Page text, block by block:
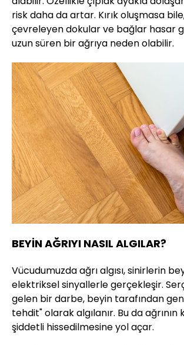
risk daha da artar. Kırık oluşmasa
çevreleyen dokular ve bağlar hasar
uzun süren bir ağrıya neden olabilir.
BEYİN AĞRIYI NASIL ALGILAR?
Vücudumuzda ağrı algısı, sinirlerin
elektriksel sinyallerle gerçekleşir.
gelen bir darbe, beyin tarafından
tehdit" olarak algılanır. Bu da ağrının
şiddetli hissedilmesine yol açar.